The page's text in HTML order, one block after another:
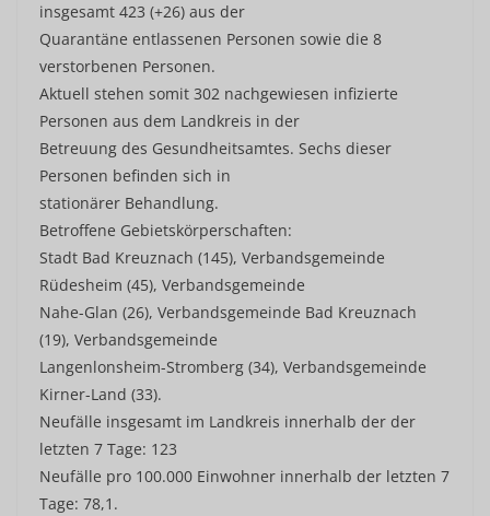
insgesamt 423 (+26) aus der
Quarantäne entlassenen Personen sowie die 8
verstorbenen Personen.
Aktuell stehen somit 302 nachgewiesen infizierte
Personen aus dem Landkreis in der
Betreuung des Gesundheitsamtes. Sechs dieser
Personen befinden sich in
stationärer Behandlung.
Betroffene Gebietskörperschaften:
Stadt Bad Kreuznach (145), Verbandsgemeinde
Rüdesheim (45), Verbandsgemeinde
Nahe-Glan (26), Verbandsgemeinde Bad Kreuznach
(19), Verbandsgemeinde
Langenlonsheim-Stromberg (34), Verbandsgemeinde
Kirner-Land (33).
Neufälle insgesamt im Landkreis innerhalb der der
letzten 7 Tage: 123
Neufälle pro 100.000 Einwohner innerhalb der letzten 7
Tage: 78,1.